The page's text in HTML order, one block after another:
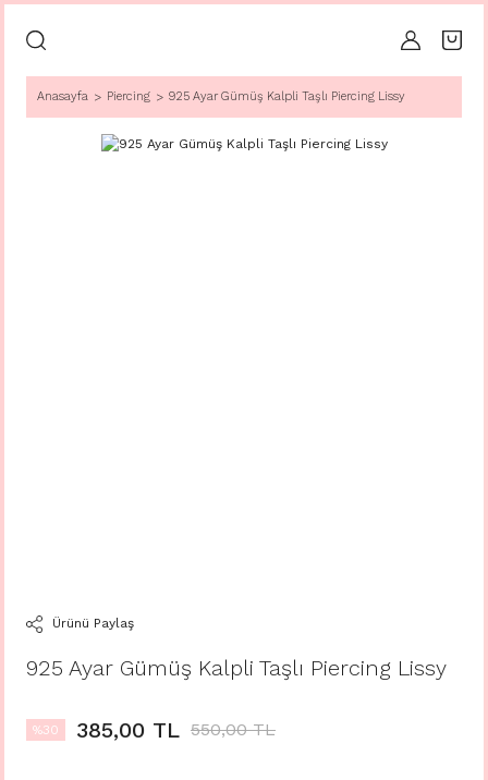
Anasayfa Piercing 925 Ayar Gümüş Kalpli Taşlı Piercing Lissy
Ürünü Paylaş
925 Ayar Gümüş Kalpli Taşlı Piercing Lissy
%30 385,00 TL 550,00 TL